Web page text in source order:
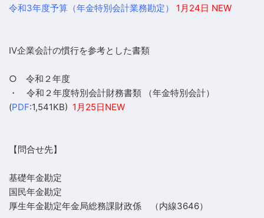
令和3年度予算（年金特別会計業務勘定）
1月24日 NEW
IV企業会計の慣行を参考とした書類
○ 令和２年度
・ 令和２年度特別会計財務書類 （年金特別会計）
(PDF:1,541KB) 1月25日NEW
【問合せ先】
基礎年金勘定
国民年金勘定
厚生年金勘定年金局総務課財政係 （内線3646）